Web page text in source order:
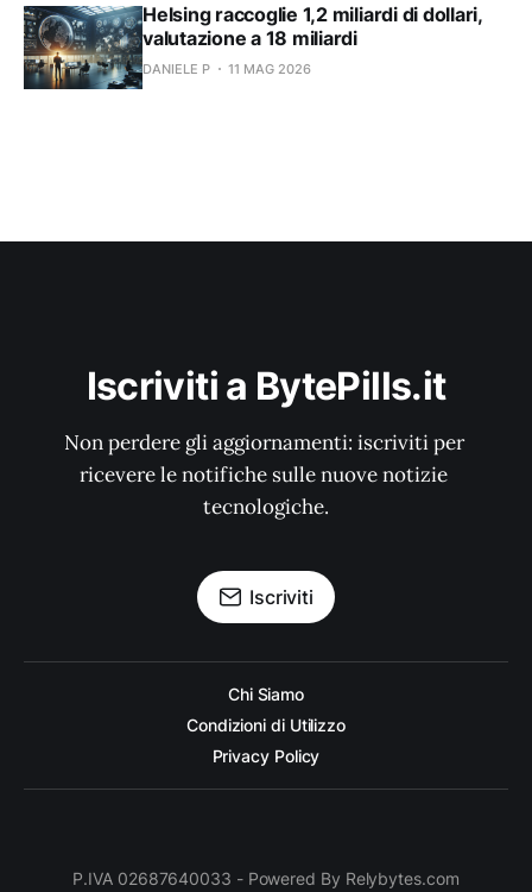
Helsing raccoglie 1,2 miliardi di dollari,
valutazione a 18 miliardi
DANIELE P 11 MAG 2026
Iscriviti a BytePills.it
Non perdere gli aggiornamenti: iscriviti per
ricevere le notifiche sulle nuove notizie
tecnologiche.
Iscriviti
Chi Siamo
Condizioni di Utilizzo
Privacy Policy
P.IVA 02687640033 - Powered By Relybytes.com